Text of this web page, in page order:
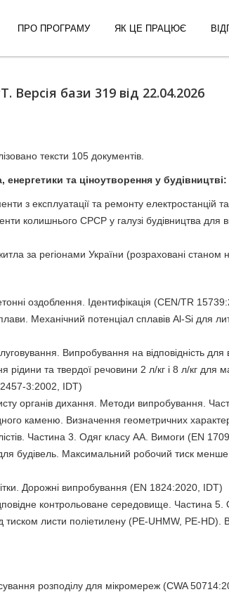
ПРО ПРОГРАМУ ЯК ЦЕ ПРАЦЮЄ
бази 319 від 22.04.2026
тексти 105 документів.
та ціноутворення у будівництві:
з експлуатації та ремонту
колишнього СРСР у галузі будівництва для
за регіонами України (розраховані станом
оздоблення. Ідентифікація (CEN/TR
Механічний потенціал сплавів Al-Si для
Випробування на відповідність
рідини та твердої речовини 2 л/кг і 8 л/кг для
3:2002, IDT)
органів дихання. Методи випробування.
каменю. Визначення геометричних
Частина 3. Одяг класу АА. Вимоги (EN
будівель. Максимальний робочий тиск
Дорожні випробування (EN 1824:2020, IDT)
контрольоване середовище. Частина
тиском листи поліетилену (PE-UHMW, PE-
розподілу для мікромереж (CWA